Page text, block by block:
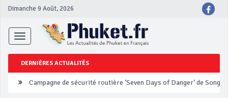
Dimanche 9 Août, 2026
Toggle
navigation
DERNIÈRES ACTUALITÉS
Un touriste français blessé en se faisant arracher son collier en